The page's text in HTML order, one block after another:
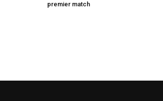
premier match